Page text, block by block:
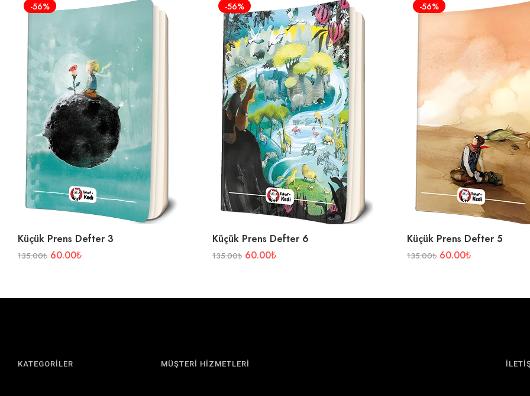
-56%
Küçük Prens Defter 3
135.00₺ 60.00₺
-56%
Küçük Prens Defter 6
135.00₺ 60.00₺
-56%
Küçük Prens Defter 5
135.00₺ 60.00₺
KATEGORİLER MÜŞTERİ HİZMETLERİ